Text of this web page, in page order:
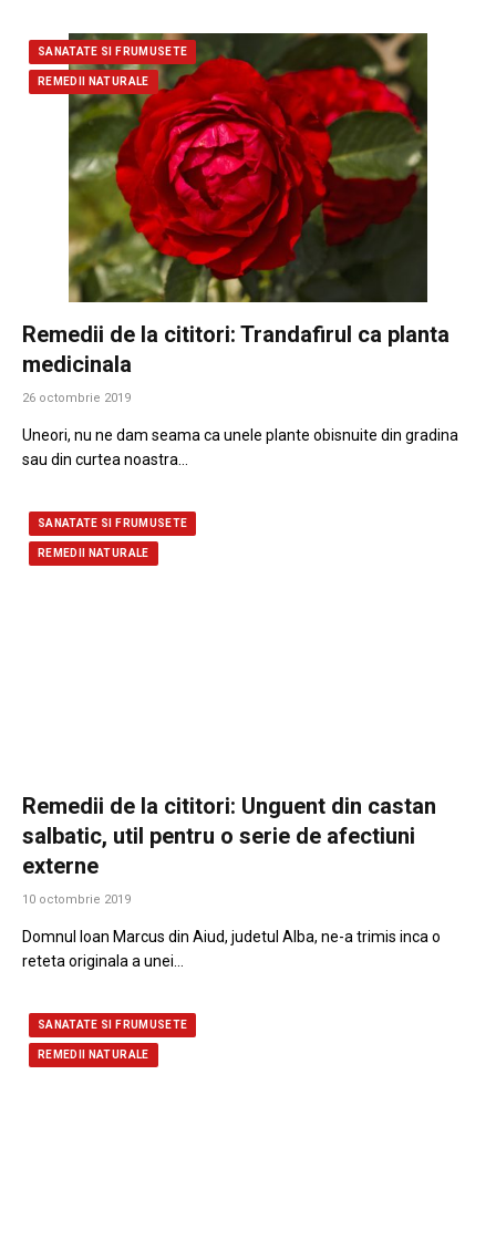
SANATATE SI FRUMUSETE
REMEDII NATURALE
Remedii de la cititori: Trandafirul ca planta
medicinala
26 octombrie 2019
Uneori, nu ne dam seama ca unele plante obisnuite din gradina
sau din curtea noastra…
SANATATE SI FRUMUSETE
REMEDII NATURALE
Remedii de la cititori: Unguent din castan
salbatic, util pentru o serie de afectiuni
externe
10 octombrie 2019
Domnul Ioan Marcus din Aiud, judetul Alba, ne-a trimis inca o
reteta originala a unei…
SANATATE SI FRUMUSETE
REMEDII NATURALE